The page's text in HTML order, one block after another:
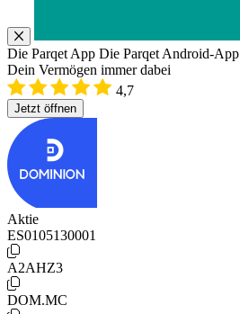
Die Parqet App Die Parqet Android-App
Dein Vermögen immer dabei
4,7
Jetzt öffnen
Aktie
ES0105130001
A2AHZ3
DOM.MC